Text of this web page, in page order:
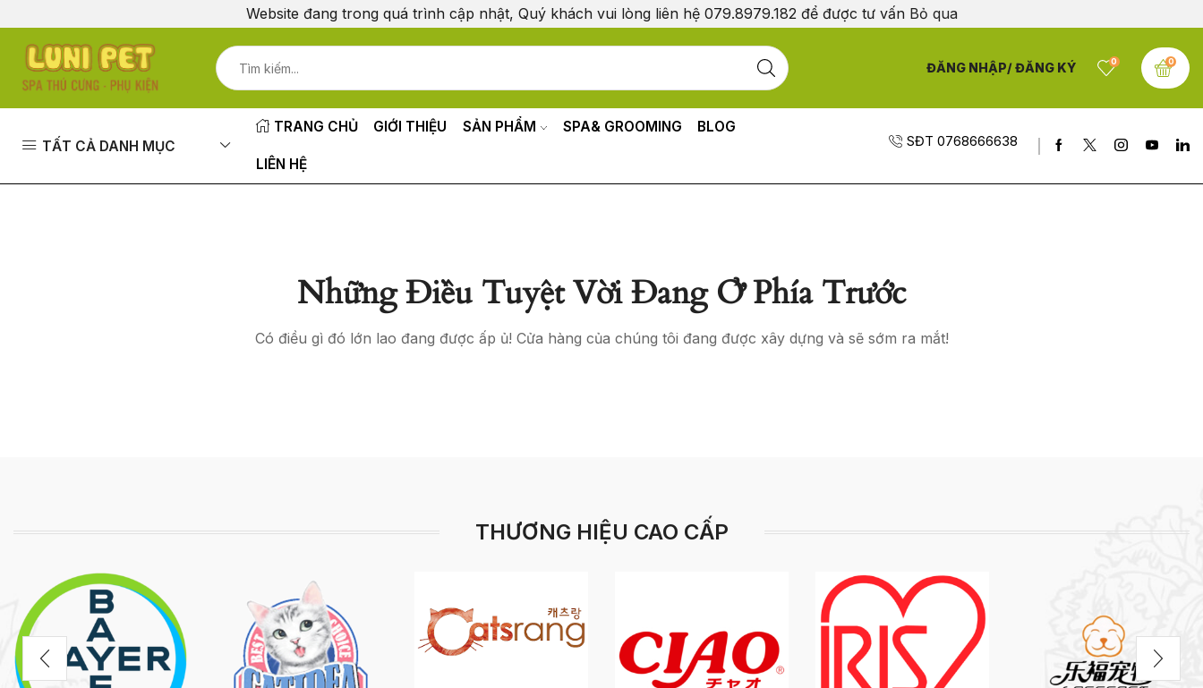
Website đang trong quá trình cập nhật, Quý khách vui lòng liên hệ 079.8979.182 để được tư vấn Bỏ qua
ĐĂNG NHẬP/ ĐĂNG KÝ 0 0
TẤT CẢ DANH MỤC
TRANG CHỦ GIỚI THIỆU SẢN PHẨM SPA& GROOMING BLOG
LIÊN HỆ
SĐT 0768666638
Những Điều Tuyệt Vời Đang Ở Phía Trước
Có điều gì đó lớn lao đang được ấp ủ! Cửa hàng của chúng tôi đang được xây dựng và sẽ sớm ra mắt!
THƯƠNG HIỆU CAO CẤP